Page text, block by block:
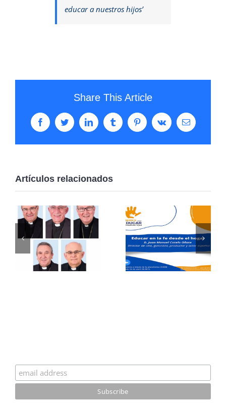
educar a nuestros hijos’
Share This Article
FacebookTwitterLinkedInTumblr PinterestVk
Correo
electrónico
Artículos relacionados